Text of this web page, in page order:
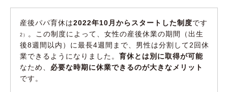
産後パパ育休は2022年10月からスタートした制度です
2）
。この制度によって、女性の産後休業の期間（出生
後8週間以内）に最長4週間まで、男性は分割して2回休
業できるようになりました。育休とは別に取得が可能
なため、 必要な時期に休業できるのが大きなメリット
です。